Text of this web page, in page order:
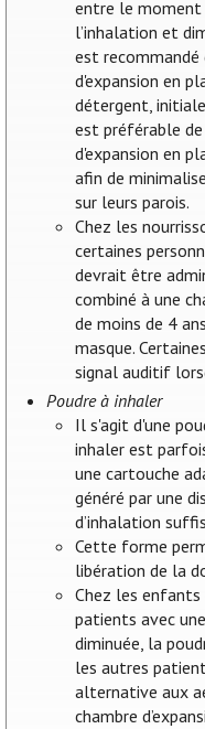
entre le moment
l’inhalation et
est
d'expansion en
détergent,
est préférable de
d'expansion en
afin de
sur leurs parois.
Chez les
certaines
devrait être
combiné à une
de moins de 4
masque.
signal auditif
Poudre à inhaler
Il s'agit d'une
inhaler est
une cartouche
généré par une
d’inhalation
Cette forme
libération de la
Chez les enfants
patients avec
diminuée, la
les autres
alternative aux
chambre